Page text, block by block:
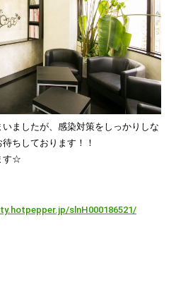
ましたが、感染対策をしっかりしな
ちしております！！
す☆
slnH000186521/